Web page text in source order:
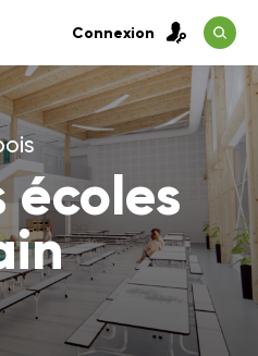
Connexion
écoles